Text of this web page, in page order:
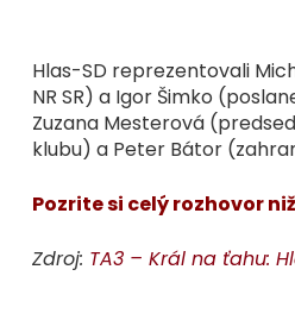
Hlas-SD reprezentovali
NR SR) a Igor Šimko
Zuzana Mesterová
klubu) a Peter Bátor
Pozrite si celý rozhovor
Zdroj: TA3 – Král na ťahu: